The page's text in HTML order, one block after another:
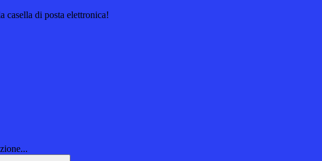
casella di posta elettronica!